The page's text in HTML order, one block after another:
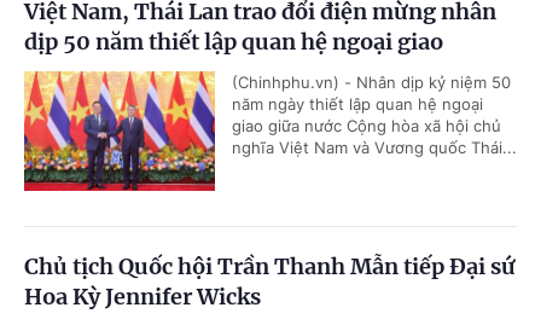
Việt Nam, Thái Lan trao đổi điện mừng nhân
dịp 50 năm thiết lập quan hệ ngoại giao
(Chinhphu.vn) - Nhân dịp kỷ niệm 50
năm ngày thiết lập quan hệ ngoại
giao giữa nước Cộng hòa xã hội chủ
nghĩa Việt Nam và Vương quốc Thái...
Chủ tịch Quốc hội Trần Thanh Mẫn tiếp Đại sứ
Hoa Kỳ Jennifer Wicks